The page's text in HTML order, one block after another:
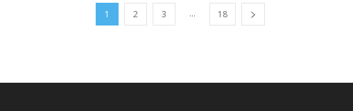
1 2 3 ... 18